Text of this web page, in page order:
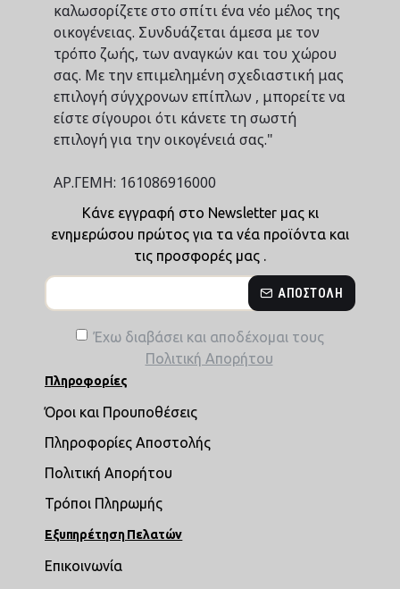
καλωσορίζετε στο σπίτι ένα νέο μέλος της
οικογένειας. Συνδυάζεται άμεσα με τον
τρόπο ζωής, των αναγκών και του χώρου
σας. Με την επιμελημένη σχεδιαστική μας
επιλογή σύγχρονων επίπλων , μπορείτε να
είστε σίγουροι ότι κάνετε τη σωστή
επιλογή για την οικογένειά σας."
ΑΡ.ΓΕΜΗ: 161086916000
Κάνε εγγραφή στο Newsletter μας κι
ενημερώσου πρώτος για τα νέα προϊόντα και
τις προσφορές μας .
ΑΠΟΣΤΟΛΉ
Έχω διαβάσει και αποδέχομαι τους
Πολιτική Απορήτου
Πληροφορίες
Όροι και Προυποθέσεις
Πληροφορίες Αποστολής
Πολιτική Απορήτου
Τρόποι Πληρωμής
Εξυπηρέτηση Πελατών
Επικοινωνία